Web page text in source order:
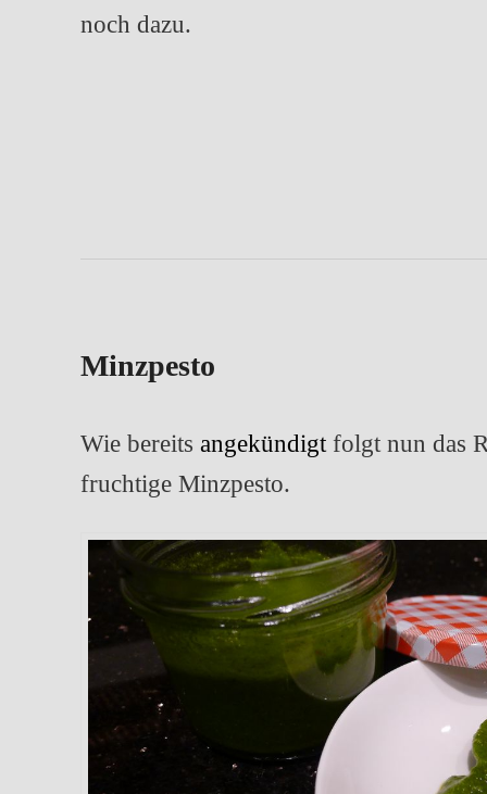
noch dazu.
Minzpesto
Wie bereitsangekündigt folgt nun das
fruchtige Minzpesto.